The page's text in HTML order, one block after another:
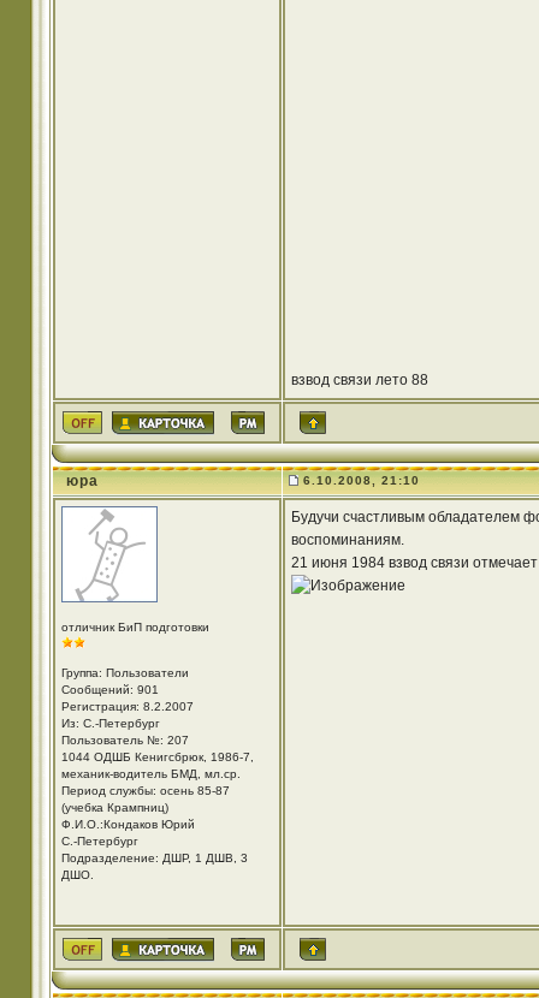
взвод связи лето 88
юра 6.10.2008, 21:10
отличник БиП подготовки
Группа: Пользователи
Сообщений: 901
Регистрация: 8.2.2007
Из: С.-Петербург
Пользователь №: 207
1044 ОДШБ Кенигсбрюк, 1986-7,
механик-водитель БМД, мл.ср.
Период службы: осень 85-87
(учебка Крампниц)
Ф.И.О.:Кондаков Юрий
С.-Петербург
Подразделение: ДШР, 1 ДШВ, 3
ДШО.
Будучи счастливым обладателем
воспоминаниям.
21 июня 1984 взвод связи